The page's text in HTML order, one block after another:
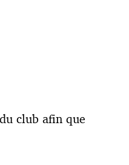
club afin que